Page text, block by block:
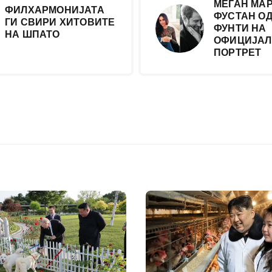
ФИЛХАРМОНИЈАТА
ГИ СВИРИ ХИТОВИТЕ
НА ШПАТО
МЕГАН
ФУСТАН ОД
ФУНТИ НА
ПОРТРЕТ